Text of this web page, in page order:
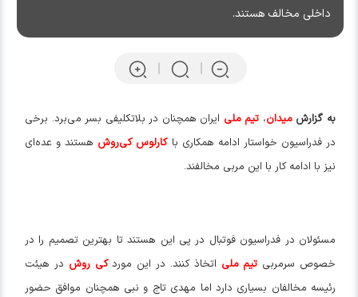
داخلی مخالف هستند.
به گزارشمیدان،تیم ملیایران همچنان در بلاتکلیفی بسر می‌برد. برخی
در فدراسیون خواستار ادامه همکاری با کارلوس کی‌روشهستند و عده‌ای
نیز با ادامه کار با این مربی مخالفند.
مسئولان در فدراسیون فوتبال در پی این هستند تا بهترین تصمیم را در
خصوص سرمربیتیم ملیاتخاذ کنند. در این موردکی روشدر هیئت
رئیسه مخالفان بسیاری دارد اما مهدی تاج و نبی همچنان موافق حضور